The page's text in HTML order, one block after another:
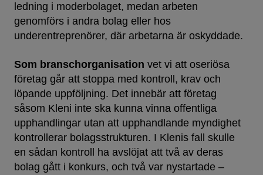
ledning i moderbolaget, medan arbeten
genomförs i andra bolag eller hos
underentreprenörer, där arbetarna är oskyddade.
Som branschorganisation vet vi att oseriösa
företag går att stoppa med kontroll, krav och
löpande uppföljning. Det innebär att företag
såsom Kleni inte ska kunna vinna offentliga
upphandlingar utan att upphandlande myndighet
kontrollerar bolagsstrukturen. I Klenis fall skulle
en sådan kontroll ha avslöjat att två av deras
bolag gått i konkurs, och två var nystartade –